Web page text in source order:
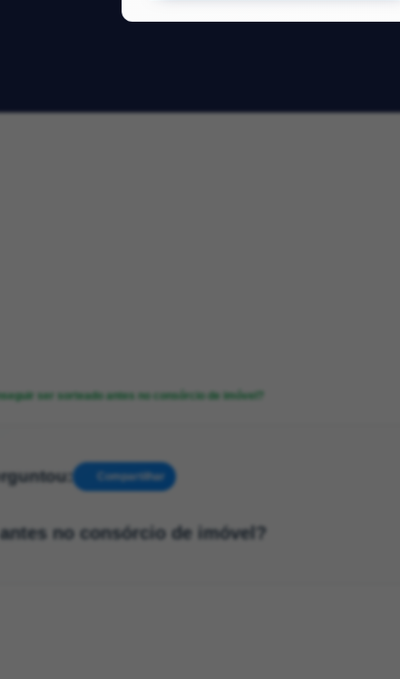
ser sorteado antes no consórcio de imóvel?
Compartilhar
no consórcio de imóvel?